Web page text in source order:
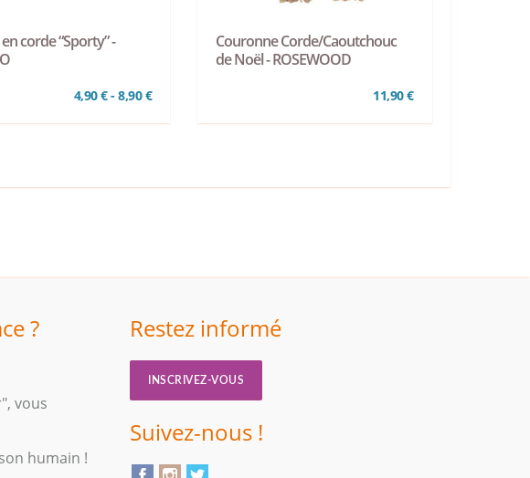
corde “Sporty” -
4,90 € - 8,90 €
Couronne Corde/Caoutchouc
de Noël - ROSEWOOD
11,90 €
?
vous
humain !
Restez informé
INSCRIVEZ-VOUS
Suivez-nous !